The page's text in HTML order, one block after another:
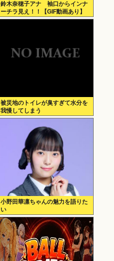
鈴木奈穂子アナ 袖口からインナ
ーチラ見え！！【GIF動画あり】
被災地のトイレが臭すぎて水分を
我慢してしまう
小野田華凛ちゃんの魅力を語りた
い